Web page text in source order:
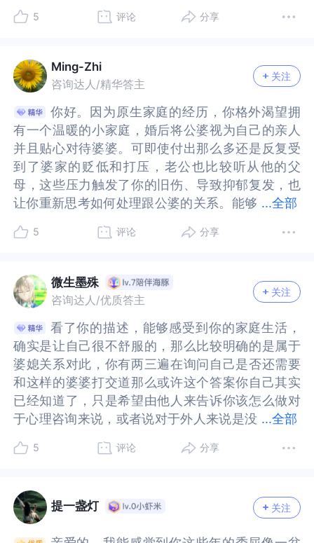
核心精力放在‌与丈夫共同养育孩子‌上。二、与婆婆
接触。你可以控制接触的深度‌：婆婆贬低你‌时不反
题，这是婆婆的问题。错不在我，是她擅长贬低女
性。”孩子事务被干涉‌让丈夫出面沟通：“我们决定
定。”形成物理边界‌：减少单独相处，避免在情绪脆
弱时接触。建立心理边界‌，把婆婆的话当作“背景噪
音”，不内化她的评价。你可以根据情绪状态动态调
整“接触频率”‌。感觉自己状态不好，就减少接触；
感觉自己状态好，就可以受得了更多的接触。三、
育儿观念的不一致是家庭矛盾的常见源头‌，而抑郁
时期更容易被这些分歧消耗能量。我们可以用更灵
底线‌。把婆婆的言行去个性化。当她批评时，心里
默念：‌“这是她的焦虑，不是我的失败。”定期同步
受不完美边界。四、夫妻关系是家庭关系的基石‌，
而婆媳矛盾往往只是表面现象，深层问题可能出在
夫妻间的沟通与协作上。尤其在育儿分歧中，如果
丈夫能成为你的盟友而非旁观者，许多矛盾会迎刃
而解。你已经在如此复杂的家庭关系中努力寻找平
衡，这本身就是一种强大。‌夫妻关系的质量，决定
了整个家庭的能量场‌——当你和丈夫的联结足够紧
把她当婆婆看。不能像期待妈妈那样，让她给予自
己关爱，那一定会让自己伤心的，因为极大可能是
实现不了。出于自我保护的目的，也要把婆婆当婆
力放在‌与丈夫共同养育孩子‌上。二、与婆婆接触。
你可以控制接触的深度‌：婆婆贬低你‌时不反驳，转
婆婆的问题。错不在我，是她擅长贬低女性。”孩子
事务被干涉‌让丈夫出面沟通：“我们决定这样处
物理边界‌：减少单独相处，避免在情绪脆弱时接
触。建立心理边界‌，把婆婆的话当作“背景噪音”，
不内化她的评价。你可以根据情绪状态动态调整“接
触频率”‌。感觉自己状态不好，就减少接触；感觉自
己状态好，就可以受得了更多的接触。三、育儿观
念的不一致是家庭矛盾的常见源头‌，而抑郁时期更
容易被这些分歧消耗能量。我们可以用更灵活、更
把婆婆的言行去个性化。当她批评时，心里默
念：‌“这是她的焦虑，不是我的失败。”定期同步信
不完美边界。四、夫妻关系是家庭关系的基石‌，而
婆媳矛盾往往只是表面现象，深层问题可能出在夫
妻间的沟通与协作上。尤其在育儿分歧中，如果丈
夫能成为你的盟友而非旁观者，许多矛盾会迎刃而
解。你已经在如此复杂的家庭关系中努力寻找平
衡，这本身就是一种强大。‌夫妻关系的质量，决定
了整个家庭的能量场‌——当你和丈夫的联结足够紧
把她当婆婆看。不能像期待妈妈那样，让她给予自
己关爱，那一定会让自己伤心的，因为极大可能是
实现不了。出于自我保护的目的，也要把婆婆当婆
你和老公孩子理应组成独立的核心家庭，拥有自主
际边界，她以长辈权威支配你们的生活细节，甚至
按时你们不如她家豪，这都是在否定你们新家庭的
完整性。在婆婆对你们小家庭边界的侵入中，你老
公选择了逃避。在你和原生家庭中，你老公明显了
选择了后者，这是你在结婚前就已经知道的。婚后
出现的情况，也证明了，他对自己家里人的在乎，
他将孝顺等同于优先满足父母。婆婆对你的贬低，
老公让你选择“算了”。他没办法或者不敢去跟自己
的母亲讨价还价，或者是拒绝他们的要求，只能通
过让你退让来逃避跟自己父母之间的冲突。你在开
头提到了自己的原生家庭是父母离异，你很渴望有
爱，如生日、礼物、照顾等，你大概在婆婆身上投
射了部分自己在原生家庭母亲身上没有获得的认
儿子孙子的爱，争夺儿子的话语权。你付出了，但
没有得到应有的尊重，反倒了得到了婆婆的贬低，
轻视等。你在最后提到了你有必要和这样的公婆接
触吗？其实不是你有没有必要跟公婆接触，从你的
描述看，你是没有办法不跟公婆接触的。你老公不
同意，公婆也不会同意。他们会认为自己儿子的
家，自己想来就能来。而你作为儿媳妇，需要你出
不跟他们接触的前提下，你可以选择的大概只有如
何去跟他们接触，如何去看待他们的言行。首先建
议你去找心理咨询师应对你的抑郁症。你的抑郁症
公孩子理应组成独立的核心家庭，拥有自主决策
界，她以长辈权威支配你们的生活细节，甚至按时
你们不如她家豪，这都是在否定你们新家庭的完整
性。在婆婆对你们小家庭边界的侵入中，你老公选
择了逃避。在你和原生家庭中，你老公明显了选择
了后者，这是你在结婚前就已经知道的。婚后出现
的情况，也证明了，他对自己家里人的在乎，他将
孝顺等同于优先满足父母。婆婆对你的贬低，老公
让你选择“算了”。他没办法或者不敢去跟自己的母
亲讨价还价，或者是拒绝他们的要求，只能通过让
你退让来逃避跟自己父母之间的冲突。你在开头提
到了自己的原生家庭是父母离异，你很渴望有自己
生日、礼物、照顾等，你大概在婆婆身上投射了部
分自己在原生家庭母亲身上没有获得的认可、关注
的爱，争夺儿子的话语权。你付出了，但没有得到
应有的尊重，反倒了得到了婆婆的贬低，轻视等。
你在最后提到了你有必要和这样的公婆接触吗？其
实不是你有没有必要跟公婆接触，从你的描述看，
你是没有办法不跟公婆接触的。你老公不同意，公
婆也不会同意。他们会认为自己儿子的家，自己想
来就能来。而你作为儿媳妇，需要你出席的场合你
触的前提下，你可以选择的大概只有如何去跟他们
接触，如何去看待他们的言行。首先建议你去找心
理咨询师应对你的抑郁症。你的抑郁症大概跟你自
5 评论 分享
Ming-Zhi
咨询达人/精华答主
关注
...全部
你好。因为原生家庭的经历，你格外渴望拥
有一个温暖的小家庭，婚后将公婆视为自己的亲人
并且贴心对待婆婆。可即使付出那么多还是反复受
到了婆家的贬低和打压，老公也比较听从他的父
母，这些压力触发了你的旧伤、导致抑郁复发，也
让你重新思考如何处理跟公婆的关系。能够
这是一种积极的自我关怀的做法。俗话说“家家有本
系有关，比如你老公跟他的原生家庭似乎仍然比
较“融合”—他让你感觉偏向于他的父母、而且也很
听从他们，这难免就会让你产生被忽略、甚至被边
缘的感觉。尤其老公原生家庭中的重男轻女、以及
表现出的对媳妇的不够尊重，都对你深植于心的对
家庭温暖的渴望带来挫败感。从这个角度来说，原
生家庭与核心家庭、以及个体之间的距离和边界是
一个需要不断调节和适应的课题。你强调了跟老公
现在的关系还是不错的，这是一个重要的支持资
源，因为你跟老公构建的家庭是你们的核心家庭，
跟公婆的关系是衍生的姻亲关系。可以把更多关注
体地告诉他你需要什么样的支持，比如请他多陪伴
你、你们一起外出享受一下二人世界。你们的联结
有一个温暖的小家庭，婚后将公婆视为自己的亲人
并且贴心对待婆婆。可即使付出那么多还是反复受
到了婆家的贬低和打压，老公也比较听从他的父
母，这些压力触发了你的旧伤、导致抑郁复发，也
让你重新思考如何处理跟公婆的关系。能够关照自
种积极的自我关怀的做法。俗话说“家家有本难念的
关，比如你老公跟他的原生家庭似乎仍然比较“融
合”—他让你感觉偏向于他的父母、而且也很听从他
们，这难免就会让你产生被忽略、甚至被边缘的感
觉。尤其老公原生家庭中的重男轻女、以及表现出
的对媳妇的不够尊重，都对你深植于心的对家庭温
暖的渴望带来挫败感。从这个角度来说，原生家庭
与核心家庭、以及个体之间的距离和边界是一个需
要不断调节和适应的课题。你强调了跟老公现在的
关系还是不错的，这是一个重要的支持资源，因为
你跟老公构建的家庭是你们的核心家庭，跟公婆的
关系是衍生的姻亲关系。可以把更多关注放在你和
他你需要什么样的支持，比如请他多陪伴你、你们
一起外出享受一下二人世界。你们的联结越深刻稳
5 评论 分享
微生墨殊
咨询达人/优质答主
关注
...全部
看了你的描述，能够感受到你的家庭生活，
确实是让自己很不舒服的，那么比较明确的是属于
婆媳关系对此，你有两三遍在询问自己是否还需要
和这样的婆婆打交道那么或许这个答案你自己其实
已经知道了，只是希望由他人来告诉你该怎么做对
于心理咨询来说，或者说对于外人来说是没
要不要和婆婆打交道，这件事情是需要你自己去寻
家庭和大家庭应该如何相处？该如何侧重首先，我
们通过这么多年的相处，以及还有婆婆的姐姐的一
些描述中可以了解到婆婆对我们的态度，比如说习
确实是让自己很不舒服的，那么比较明确的是属于
婆媳关系对此，你有两三遍在询问自己是否还需要
和这样的婆婆打交道那么或许这个答案你自己其实
已经知道了，只是希望由他人来告诉你该怎么做对
于心理咨询来说，或者说对于外人来说是没有办法
和婆婆打交道，这件事情是需要你自己去寻找答案
大家庭应该如何相处？该如何侧重首先，我们通过
这么多年的相处，以及还有婆婆的姐姐的一些描述
中可以了解到婆婆对我们的态度，比如说习惯性的
5 评论 分享
提一盏灯 关注